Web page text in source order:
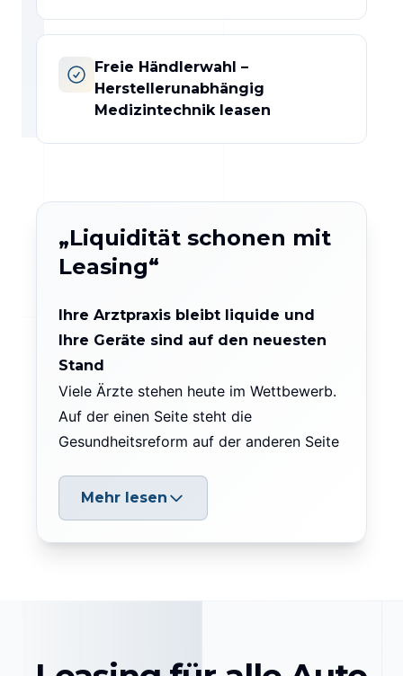
Freie Händlerwahl –
Herstellerunabhängig
Medizintechnik leasen
„Liquidität schonen mit
Leasing“
Ihre Arztpraxis bleibt liquide und
Ihre Geräte sind auf den neuesten
Stand
Viele Ärzte stehen heute im Wettbewerb.
Auf der einen Seite steht die
Gesundheitsreform auf der anderen Seite
neuesten Stand sein. Der Fortschritt in
der Entwicklung der Medizintechnik geht
rasend schnell. Ein Gerät welches heute
und Behandlung wird vorasugesetzt. Um
Mehr lesen